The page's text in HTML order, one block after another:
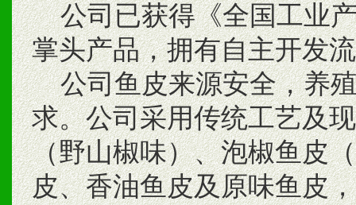
公司已获得《全国工业产
掌头产品，拥有自主开发
公司鱼皮来源安全，养殖
求。公司采用传统工艺及
（野山椒味）、泡椒鱼皮
皮、香油鱼皮及原味鱼皮